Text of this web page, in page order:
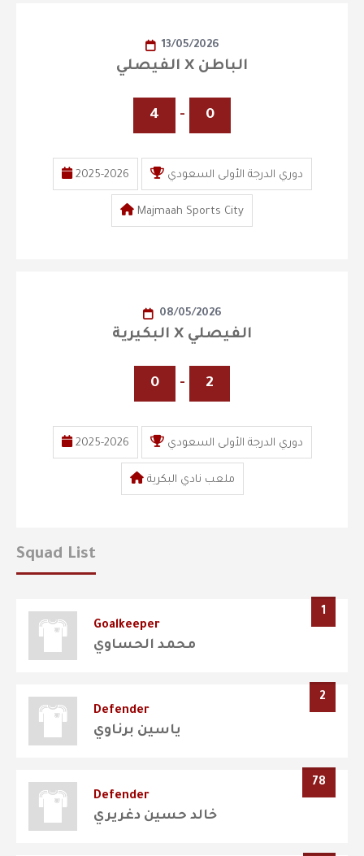
13/05/2026
الفيصلي X الباطن
4 - 0
2025-2026 دوري الدرجة الأولى السعودي
Majmaah Sports City
08/05/2026
البكيرية X الفيصلي
0 - 2
2025-2026 دوري الدرجة الأولى السعودي
ملعب نادي البكرية
Squad List
1
Goalkeeper
محمد الحساوي
2
Defender
ياسين برناوي
78
Defender
خالد حسين دغريري